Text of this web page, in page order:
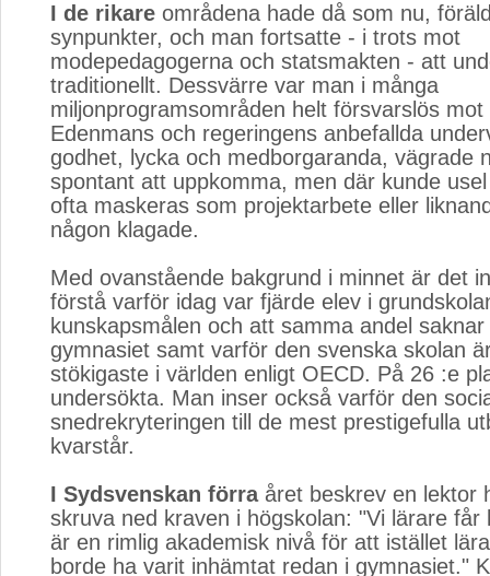
I de rikare områdena hade då som nu,
synpunkter, och man fortsatte - i trots mot
modepedagogerna och statsmakten - att
traditionellt. Dessvärre var man i många
miljonprogramsområden helt försvarslös
Edenmans och regeringens anbefallda
godhet, lycka och medborgaranda, vägrade
spontant att uppkomma, men där kunde
ofta maskeras som projektarbete eller
någon klagade.
Med ovanstående bakgrund i minnet är det
förstå varför idag var fjärde elev i
kunskapsmålen och att samma andel
gymnasiet samt varför den svenska skolan
stökigaste i världen enligt OECD. På 26 :e
undersökta. Man inser också varför den
snedrekryteringen till de mest prestigefulla
kvarstår.
I Sydsvenskan förraåret beskrev en lektor
skruva ned kraven i högskolan: "Vi lärare får
är en rimlig akademisk nivå för att istället
borde ha varit inhämtat redan i gymnasiet."